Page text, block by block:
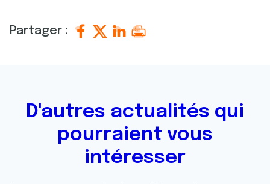
Partager :
D'autres actualités qui
pourraient vous
intéresser